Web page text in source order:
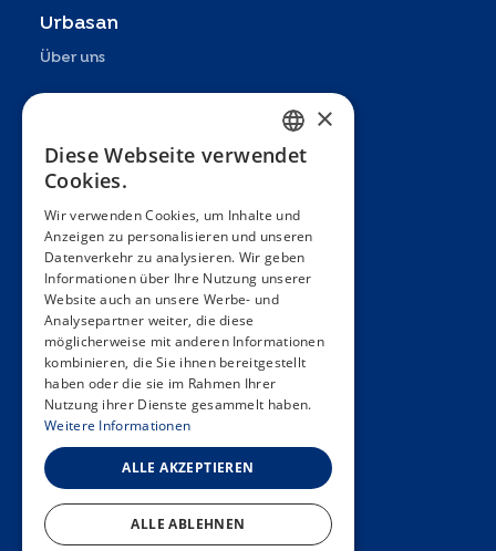
Urbasan
Über uns
Teams
Partner
Veröffentlichungen
Zoom In
FAQ
Kontakt
Allgemeine Bedingungen
Hôpitaux Universitaires Genève
Université de Genève
FRENCH
SPANISH
GERMAN
PORTUGUESE
×
Diese Webseite verwendet
Cookies.
Wir verwenden Cookies, um Inhalte und
Anzeigen zu personalisieren und unseren
Datenverkehr zu analysieren. Wir geben
Informationen über Ihre Nutzung unserer
Website auch an unsere Werbe- und
Analysepartner weiter, die diese
möglicherweise mit anderen Informationen
kombinieren, die Sie ihnen bereitgestellt
haben oder die sie im Rahmen Ihrer
Nutzung ihrer Dienste gesammelt haben.
Weitere Informationen
ALLE AKZEPTIEREN
ALLE ABLEHNEN